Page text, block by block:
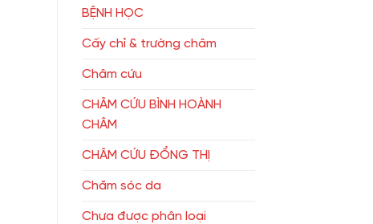
BỆNH HỌC
Cấy chỉ & trường châm
Châm cứu
CHÂM CỨU BÌNH HOÀNH
CHÂM
CHÂM CỨU ĐỔNG THỊ
Chăm sóc da
Chưa được phân loại